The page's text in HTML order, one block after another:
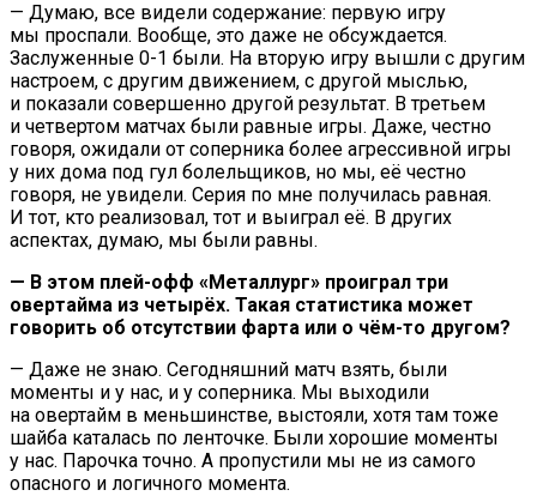
— Думаю, все видели содержание: первую игру
мы проспали. Вообще, это даже не обсуждается.
Заслуженные 0-1 были. На вторую игру вышли с другим
настроем, с другим движением, с другой мыслью,
и показали совершенно другой результат. В третьем
и четвертом матчах были равные игры. Даже, честно
говоря, ожидали от соперника более агрессивной игры
у них дома под гул болельщиков, но мы, её честно
говоря, не увидели. Серия по мне получилась равная.
И тот, кто реализовал, тот и выиграл её. В других
аспектах, думаю, мы были равны.
— В этом плей-офф «Металлург» проиграл три
овертайма из четырёх. Такая статистика может
говорить об отсутствии фарта или о чём-то другом?
— Даже не знаю. Сегодняшний матч взять, были
моменты и у нас, и у соперника. Мы выходили
на овертайм в меньшинстве, выстояли, хотя там тоже
шайба каталась по ленточке. Были хорошие моменты
у нас. Парочка точно. А пропустили мы не из самого
опасного и логичного момента.